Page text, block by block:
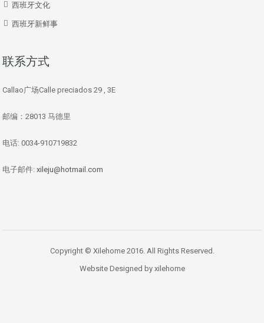
西班牙文化
西班牙新鲜事
联系方式
Callao广场Calle preciados 29 , 3E
邮编：28013 马德里
电话: 0034-910719832
电子邮件: xileju@hotmail.com
Copyright © Xilehome 2016. All Rights Reserved.
Website Designed by xilehome